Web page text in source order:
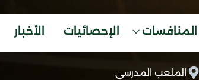
المنافسات الإحصائيات الأخبار
الملعب المدرسي